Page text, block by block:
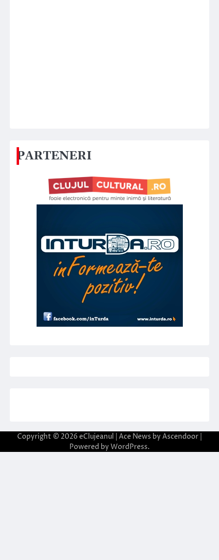
PARTENERI
Copyright © 2026 eClujeanul | Ace News by Ascendoor
Powered by WordPress.